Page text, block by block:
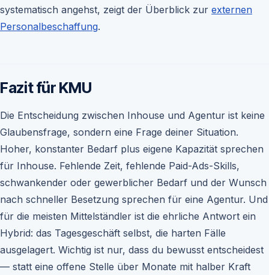
systematisch angehst, zeigt der Überblick zur externen
Personalbeschaffung.
Fazit für KMU
Die Entscheidung zwischen Inhouse und Agentur ist keine
Glaubensfrage, sondern eine Frage deiner Situation.
Hoher, konstanter Bedarf plus eigene Kapazität sprechen
für Inhouse. Fehlende Zeit, fehlende Paid-Ads-Skills,
schwankender oder gewerblicher Bedarf und der Wunsch
nach schneller Besetzung sprechen für eine Agentur. Und
für die meisten Mittelständler ist die ehrliche Antwort ein
Hybrid: das Tagesgeschäft selbst, die harten Fälle
ausgelagert. Wichtig ist nur, dass du bewusst entscheidest
— statt eine offene Stelle über Monate mit halber Kraft